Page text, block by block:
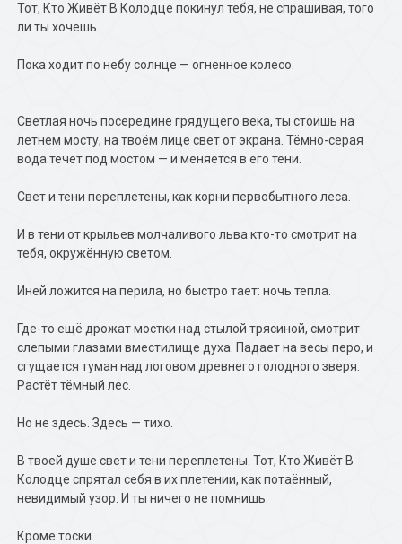
Тот, Кто Живёт В Колодце покинул тебя, не спрашивая, того
ли ты хочешь.
Пока ходит по небу солнце — огненное колесо.
Светлая ночь посередине грядущего века, ты стоишь на
летнем мосту, на твоём лице свет от экрана. Тёмно-серая
вода течёт под мостом — и меняется в его тени.
Свет и тени переплетены, как корни первобытного леса.
И в тени от крыльев молчаливого льва кто-то смотрит на
тебя, окружённую светом.
Иней ложится на перила, но быстро тает: ночь тепла.
Где-то ещё дрожат мостки над стылой трясиной, смотрит
слепыми глазами вместилище духа. Падает на весы перо, и
сгущается туман над логовом древнего голодного зверя.
Растёт тёмный лес.
Но не здесь. Здесь — тихо.
В твоей душе свет и тени переплетены. Тот, Кто Живёт В
Колодце спрятал себя в их плетении, как потаённый,
невидимый узор. И ты ничего не помнишь.
Кроме тоски.